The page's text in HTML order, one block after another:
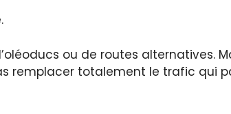
ou de routes alternatives.
remplacer totalement le trafic qui